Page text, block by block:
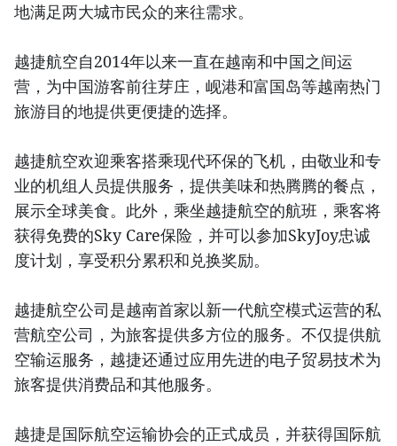
地满足两大城市民众的来往需求。
越捷航空自2014年以来一直在越南和中国之间运
营，为中国游客前往芽庄，岘港和富国岛等越南热门
旅游目的地提供更便捷的选择。
越捷航空欢迎乘客搭乘现代环保的飞机，由敬业和专
业的机组人员提供服务，提供美味和热腾腾的餐点，
展示全球美食。此外，乘坐越捷航空的航班，乘客将
获得免费的Sky Care保险，并可以参加SkyJoy忠诚
度计划，享受积分累积和兑换奖励。
越捷航空公司是越南首家以新一代航空模式运营的私
营航空公司，为旅客提供多方位的服务。不仅提供航
空输运服务，越捷还通过应用先进的电子贸易技术为
旅客提供消费品和其他服务。
越捷是国际航空运输协会的正式成员，并获得国际航